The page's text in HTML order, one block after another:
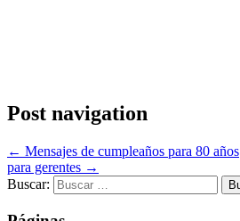
Post navigation
← Mensajes de cumpleaños para 80 años
para gerentes →
Buscar: